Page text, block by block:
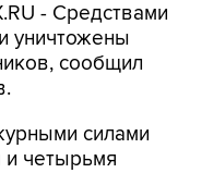
- Средствами
уничтожены
сообщил
силами
четырьмя